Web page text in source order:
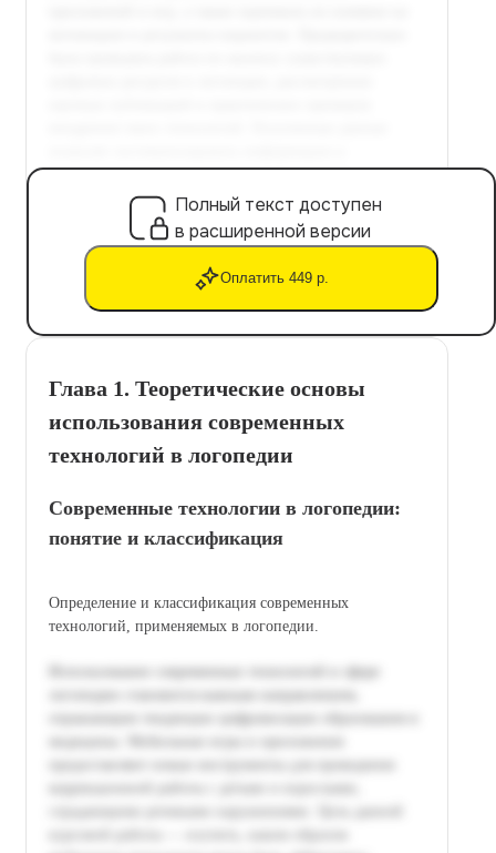
Полный текст доступен
в расширенной версии
Оплатить 449 р.
Глава 1. Теоретические основы
использования современных
технологий в логопедии
Современные технологии в логопедии:
понятие и классификация
Определение и классификация современных
технологий, применяемых в логопедии.